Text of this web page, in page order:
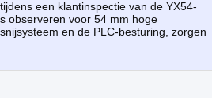
een klantinspectie van de YX54-
observeren voor 54 mm hoge
en de PLC-besturing, zorgen